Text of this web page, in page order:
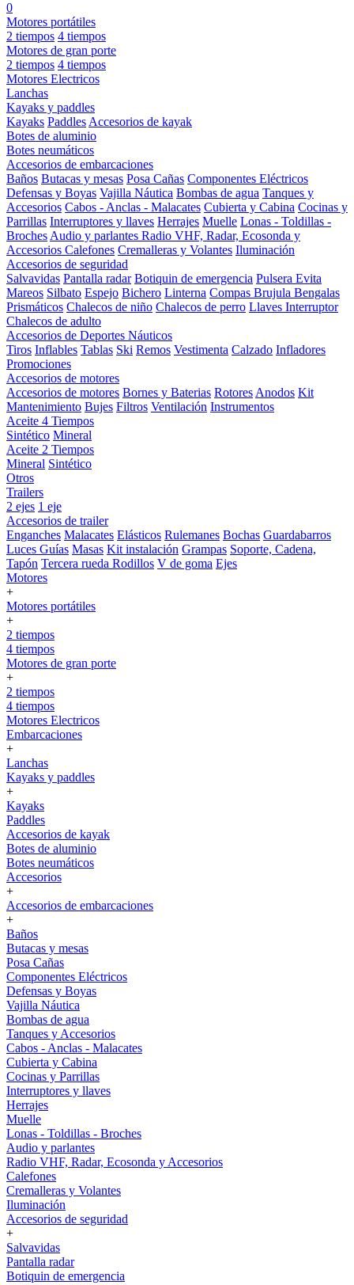
0
Motores portátiles
2 tiempos 4 tiempos
Motores de gran porte
2 tiempos 4 tiempos
Motores Electricos
Lanchas
Kayaks y paddles
Kayaks Paddles Accesorios de kayak
Botes de aluminio
Botes neumáticos
Accesorios de embarcaciones
Baños Butacas y mesas Posa Cañas Componentes Eléctricos
Defensas y Boyas Vajilla Náutica Bombas de agua Tanques y
Accesorios Cabos - Anclas - Malacates Cubierta y Cabina Cocinas y
Parrillas Interruptores y llaves Herrajes Muelle Lonas - Toldillas -
Broches Audio y parlantes Radio VHF, Radar, Ecosonda y
Accesorios Calefones Cremalleras y Volantes Iluminación
Accesorios de seguridad
Salvavidas Pantalla radar Botiquin de emergencia Pulsera Evita
Mareos Silbato Espejo Bichero Linterna Compas Brujula Bengalas
Prismáticos Chalecos de niño Chalecos de perro Llaves Interruptor
Chalecos de adulto
Accesorios de Deportes Náuticos
Tiros Inflables Tablas Ski Remos Vestimenta Calzado Infladores
Promociones
Accesorios de motores
Accesorios de motores Bornes y Baterias Rotores Anodos Kit
Mantenimiento Bujes Filtros Ventilación Instrumentos
Aceite 4 Tiempos
Sintético Mineral
Aceite 2 Tiempos
Mineral Sintético
Otros
Trailers
2 ejes 1 eje
Accesorios de trailer
Enganches Malacates Elásticos Rulemanes Bochas Guardabarros
Luces Guías Masas Kit instalación Grampas Soporte, Cadena,
Tapón Tercera rueda Rodillos V de goma Ejes
Motores
+
Motores portátiles
+
2 tiempos
4 tiempos
Motores de gran porte
+
2 tiempos
4 tiempos
Motores Electricos
Embarcaciones
+
Lanchas
Kayaks y paddles
+
Kayaks
Paddles
Accesorios de kayak
Botes de aluminio
Botes neumáticos
Accesorios
+
Accesorios de embarcaciones
+
Baños
Butacas y mesas
Posa Cañas
Componentes Eléctricos
Defensas y Boyas
Vajilla Náutica
Bombas de agua
Tanques y Accesorios
Cabos - Anclas - Malacates
Cubierta y Cabina
Cocinas y Parrillas
Interruptores y llaves
Herrajes
Muelle
Lonas - Toldillas - Broches
Audio y parlantes
Radio VHF, Radar, Ecosonda y Accesorios
Calefones
Cremalleras y Volantes
Iluminación
Accesorios de seguridad
+
Salvavidas
Pantalla radar
Botiquin de emergencia